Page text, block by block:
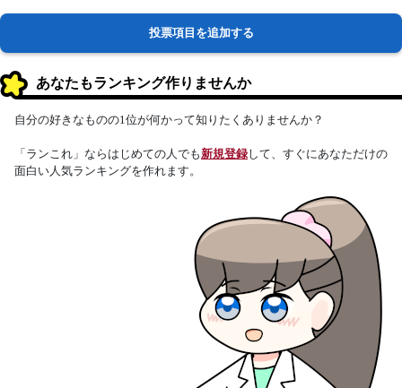
投票項目を追加する
あなたもランキング作りませんか
自分の好きなものの1位が何かって知りたくありませんか？
「ランこれ」ならはじめての人でも新規登録して、すぐにあなただけの
面白い人気ランキングを作れます。